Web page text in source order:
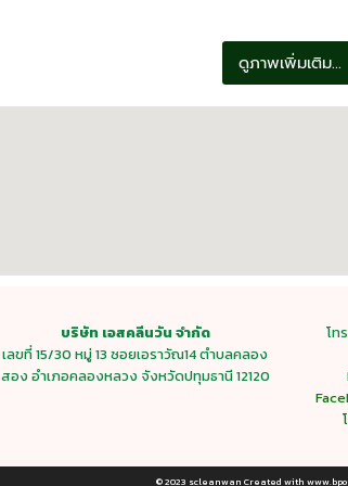
ดูภาพเพิ่มเติม...
บริษัท เอสคลีนวัน จำกัด
เลขที่ 15/30 หมู่ 13 ซอยเอราวัณ14 ตำบลคลอง
สอง อำเภอคลองหลวง จังหวัดปทุมธานี 12120
โท
© 2023 scleanwan Created with